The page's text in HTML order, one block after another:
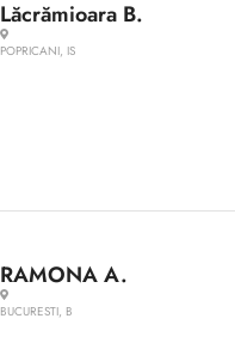
Lăcrămioara B.
POPRICANI, IS
RAMONA A.
BUCURESTI, B